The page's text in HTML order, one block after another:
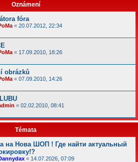
Oznámení
fóra
« 20.07.2012, 22:34
« 17.09.2010, 18:26
obrázků
« 07.09.2010, 14:26
« 02.02.2010, 08:41
Témata
на Нова ШОП ! Где найти актуальный
« 14.07.2026, 07:09